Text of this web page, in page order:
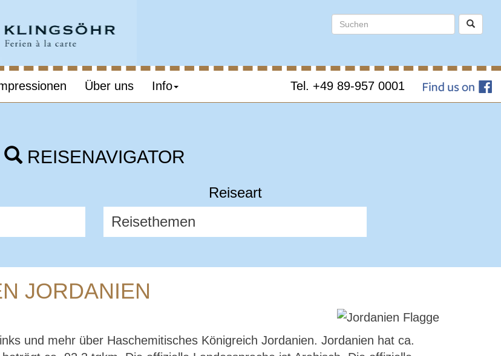
Über uns Info Tel. +49 89-957 0001
REISENAVIGATOR
Reiseart
JORDANIEN
und mehr über Haschemitisches Königreich Jordanien. Jordanien hat ca.